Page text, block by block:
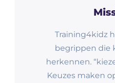
Training4kidz
begrippen die
herkennen.
Keuzes maken